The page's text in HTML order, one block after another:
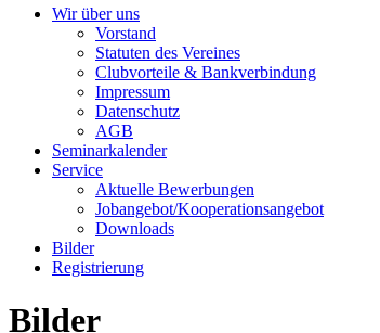
Wir über uns
Vorstand
Statuten des Vereines
Clubvorteile & Bankverbindung
Impressum
Datenschutz
AGB
Seminarkalender
Service
Aktuelle Bewerbungen
Jobangebot/Kooperationsangebot
Downloads
Bilder
Registrierung
Bilder